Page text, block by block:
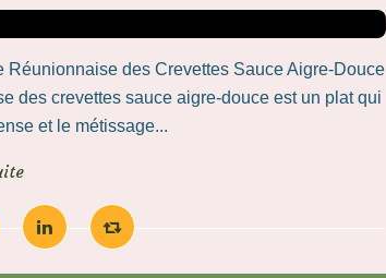
des Crevettes Sauce Aigre-Douce
des crevettes sauce aigre-douce est un plat qui
et le métissage...